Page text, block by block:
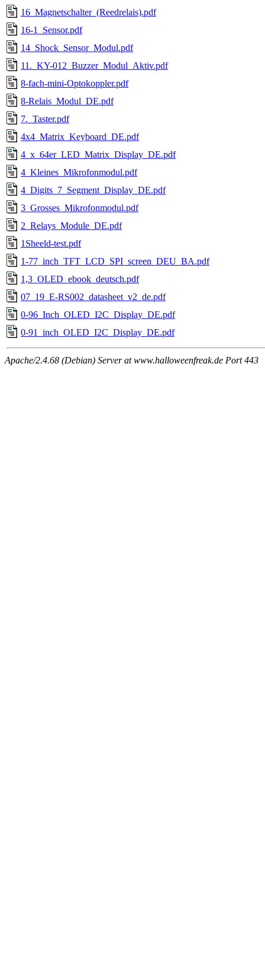
16_Magnetschalter_(Reedrelais).pdf
16-1_Sensor.pdf
14_Shock_Sensor_Modul.pdf
11._KY-012_Buzzer_Modul_Aktiv.pdf
8-fach-mini-Optokoppler.pdf
8-Relais_Modul_DE.pdf
7._Taster.pdf
4x4_Matrix_Keyboard_DE.pdf
4_x_64er_LED_Matrix_Display_DE.pdf
4_Kleines_Mikrofonmodul.pdf
4_Digits_7_Segment_Display_DE.pdf
3_Grosses_Mikrofonmodul.pdf
2_Relays_Module_DE.pdf
1Sheeld-test.pdf
1-77_inch_TFT_LCD_SPI_screen_DEU_BA.pdf
1,3_OLED_ebook_deutsch.pdf
07_19_E-RS002_datasheet_v2_de.pdf
0-96_Inch_OLED_I2C_Display_DE.pdf
0-91_inch_OLED_I2C_Display_DE.pdf
Apache/2.4.68 (Debian) Server at www.halloweenfreak.de Port 443